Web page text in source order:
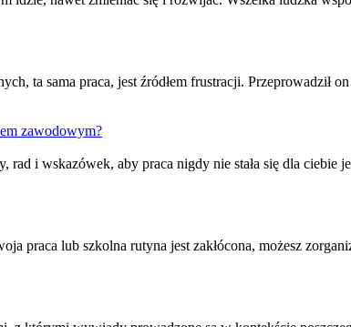
ta sama praca, jest źródłem frustracji. Przeprowadził
zawodowym?
rad i wskazówek, aby praca nigdy nie stała się dla ciebie
praca lub szkolna rutyna jest zakłócona, możesz